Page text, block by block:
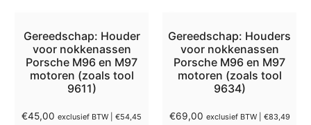
Gereedschap: Houder
voor nokkenassen
Porsche M96 en M97
motoren (zoals tool
9611)
€45,00 exclusief BTW | €54,45
Gereedschap: Houders
voor nokkenassen
Porsche M96 en M97
motoren (zoals tool
9634)
€69,00 exclusief BTW | €83,49